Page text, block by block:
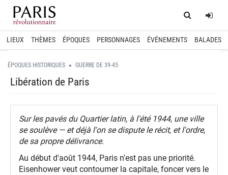
Home
LIEUX THÈMES ÉPOQUES PERSONNAGES ÉVÉNEMENTS BALADES
ÉPOQUES HISTORIQUES GUERRE DE 39-45
Libération de Paris
Sur les pavés du Quartier latin, à l'été 1944, une ville
se soulève — et déjà l'on se dispute le récit, et l'ordre,
de sa propre délivrance.
Au début d'août 1944, Paris n'est pas une priorité.
Eisenhower veut contourner la capitale, foncer vers le